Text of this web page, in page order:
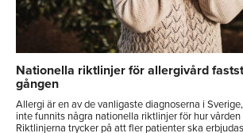
Nationella riktlinjer för allergivård
gången
Allergi är en av de vanligaste diagnoserna i
inte funnits några nationella riktlinjer för hur vården
Riktlinjerna trycker på att fler patienter ska